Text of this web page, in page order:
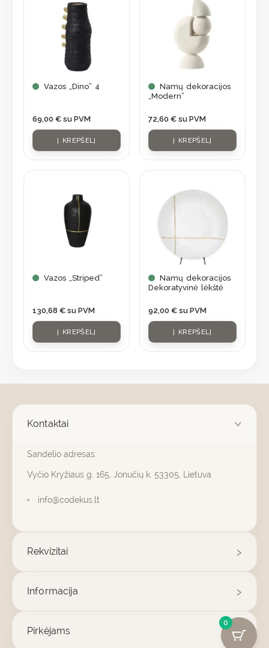
Vazos „Dino” 4
69,00 € su PVM
Į KREPŠELĮ
Namų dekoracijos
„Modern”
72,60 € su PVM
Į KREPŠELĮ
Vazos „Striped”
130,68 € su PVM
Į KREPŠELĮ
Namų dekoracijos
Dekoratyvinė lėkštė
92,00 € su PVM
Į KREPŠELĮ
Kontaktai
Sandėlio adresas:
Vyčio Kryžiaus g. 165, Jonučių k. 53305, Lietuva
info@codekus.lt
Rekvizitai
Informacija
Pirkėjams
0